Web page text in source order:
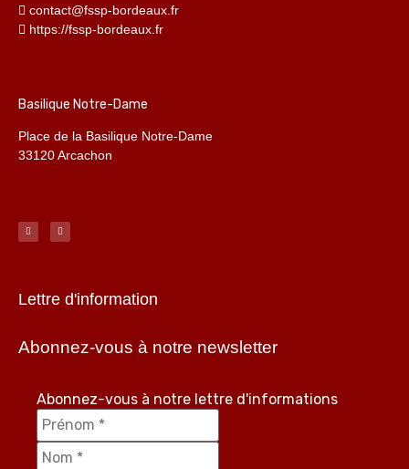
contact@fssp-bordeaux.fr
https://fssp-bordeaux.fr
Basilique Notre-Dame
Place de la Basilique Notre-Dame
33120 Arcachon
Lettre d'information
Abonnez-vous à notre newsletter
Abonnez-vous à notre lettre d'informations